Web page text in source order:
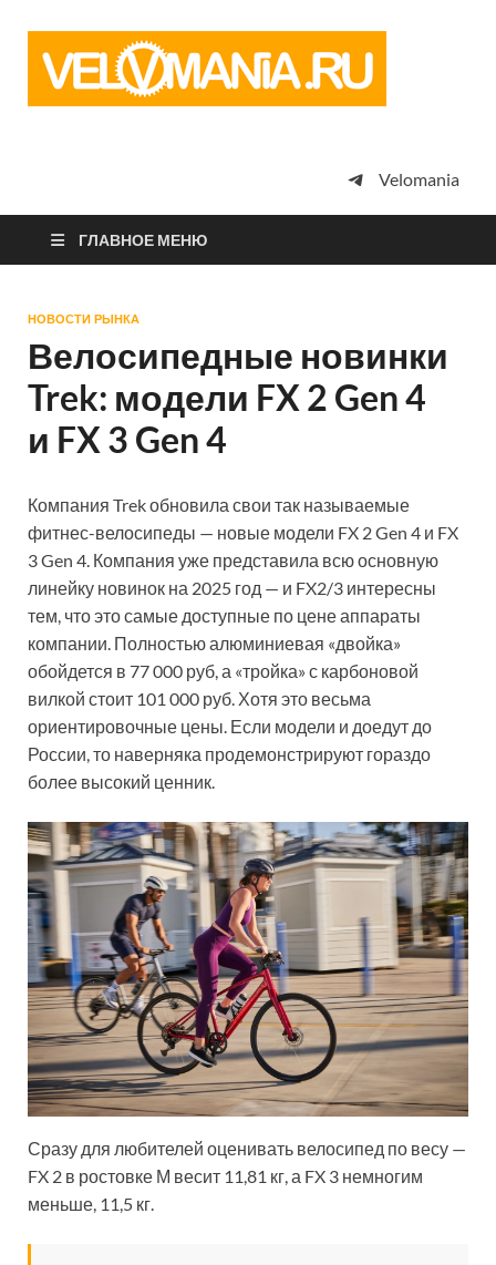
просто
Velomania
ГЛАВНОЕ МЕНЮ
НОВОСТИ РЫНКА
Велосипедные новинки
Trek: модели FX 2 Gen 4
и FX 3 Gen 4
Компания Trek обновила свои так называемые
фитнес-велосипеды — новые модели FX 2 Gen 4 и FX
3 Gen 4. Компания уже представила всю основную
линейку новинок на 2025 год — и FX2/3 интересны
тем, что это самые доступные по цене аппараты
компании. Полностью алюминиевая «двойка»
обойдется в 77 000 руб, а «тройка» с карбоновой
вилкой стоит 101 000 руб. Хотя это весьма
ориентировочные цены. Если модели и доедут до
России, то наверняка продемонстрируют гораздо
более высокий ценник.
Сразу для любителей оценивать велосипед по весу —
FX 2 в ростовке М весит 11,81 кг, а FX 3 немногим
меньше, 11,5 кг.